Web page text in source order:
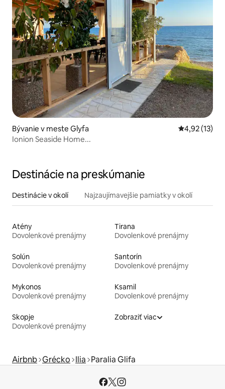
Bývanie v meste Glyfa Priemerné
4,92 (13)
Ionion Seaside Home...
Destinácie na preskúmanie
Destinácie v okolí Najzaujímavejšie pamiatky v okolí
Atény
Dovolenkové prenájmy
Tirana
Dovolenkové prenájmy
Solún
Dovolenkové prenájmy
Santorín
Dovolenkové prenájmy
Mykonos
Dovolenkové prenájmy
Ksamil
Dovolenkové prenájmy
Skopje
Dovolenkové prenájmy
Zobraziť viac
Airbnb Grécko Ilia Paralia Glifa